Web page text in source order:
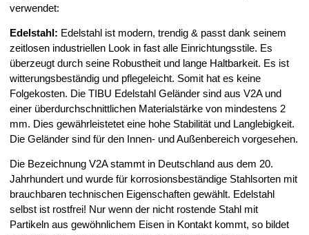
verwendet:
Edelstahl: Edelstahl ist modern, trendig & passt dank seinem
zeitlosen industriellen Look in fast alle Einrichtungsstile. Es
überzeugt durch seine Robustheit und lange Haltbarkeit. Es ist
witterungsbeständig und pflegeleicht. Somit hat es keine
Folgekosten. Die TIBU Edelstahl Geländer sind aus V2A und
einer überdurchschnittlichen Materialstärke von mindestens 2
mm. Dies gewährleistetet eine hohe Stabilität und Langlebigkeit.
Die Geländer sind für den Innen- und Außenbereich vorgesehen.
Die Bezeichnung V2A stammt in Deutschland aus dem 20.
Jahrhundert und wurde für korrosionsbeständige Stahlsorten mit
brauchbaren technischen Eigenschaften gewählt. Edelstahl
selbst ist rostfrei! Nur wenn der nicht rostende Stahl mit
Partikeln aus gewöhnlichem Eisen in Kontakt kommt, so bildet